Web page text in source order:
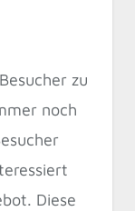
zu
noch
Diese